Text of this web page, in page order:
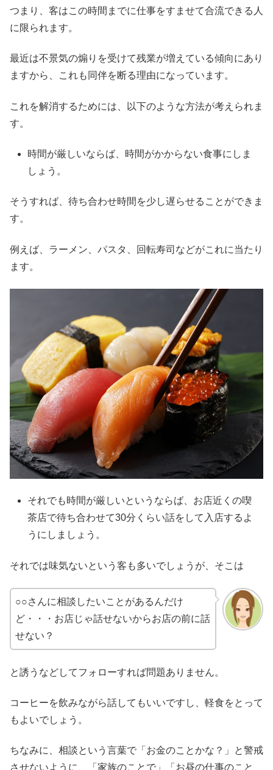
つまり、客はこの時間までに仕事をすませて合流できる人
に限られます。
最近は不景気の煽りを受けて残業が増えている傾向にあり
ますから、これも同伴を断る理由になっています。
これを解消するためには、以下のような方法が考えられま
す。
時間が厳しいならば、時間がかからない食事にしま
しょう。
そうすれば、待ち合わせ時間を少し遅らせることができま
す。
例えば、ラーメン、パスタ、回転寿司などがこれに当たり
ます。
それでも時間が厳しいというならば、お店近くの喫
茶店で待ち合わせて30分くらい話をして入店するよ
うにしましょう。
それでは味気ないという客も多いでしょうが、そこは
○○さんに相談したいことがあるんだけ
ど・・・お店じゃ話せないからお店の前に話
せない？
と誘うなどしてフォローすれば問題ありません。
コーヒーを飲みながら話してもいいですし、軽食をとって
もよいでしょう。
ちなみに、相談という言葉で「お金のことかな？」と警戒
させないように、「家族のことで」「お昼の仕事のこと